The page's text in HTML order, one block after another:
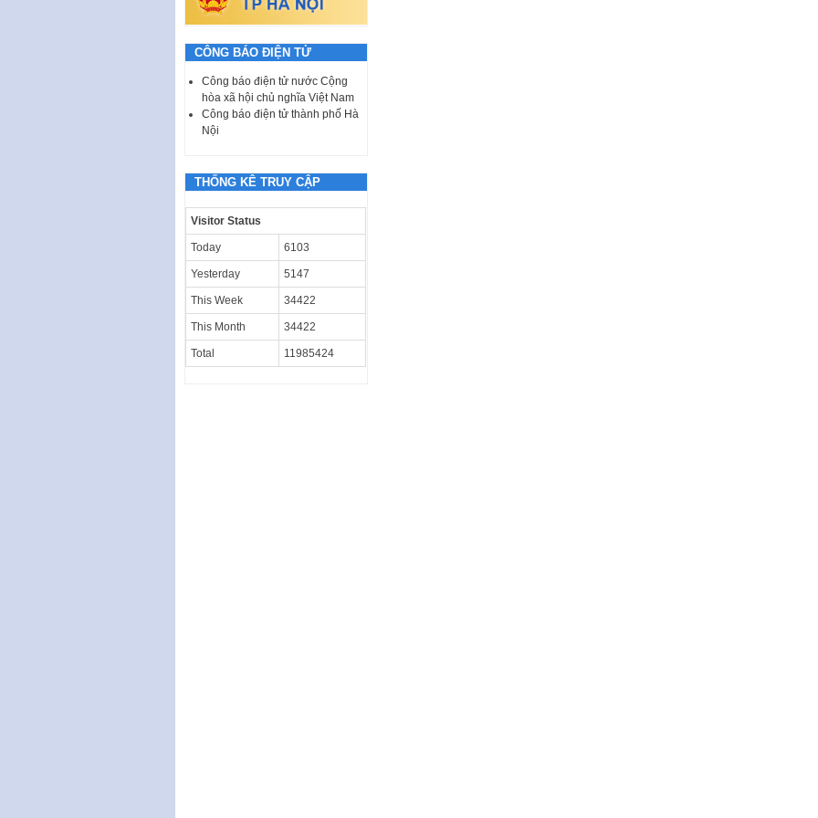
CÔNG BÁO ĐIỆN TỬ
Công báo điện tử nước Cộng
hòa xã hội chủ nghĩa Việt Nam
Công báo điện tử thành phố Hà
Nội
THỐNG KÊ TRUY CẬP
Visitor Status
Today 6103
Yesterday 5147
This Week 34422
This Month 34422
Total 11985424